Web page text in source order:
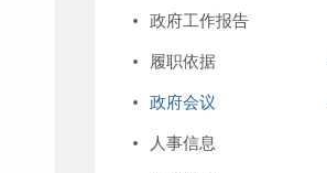
政府工作报告
履职依据
政府会议
人事信息